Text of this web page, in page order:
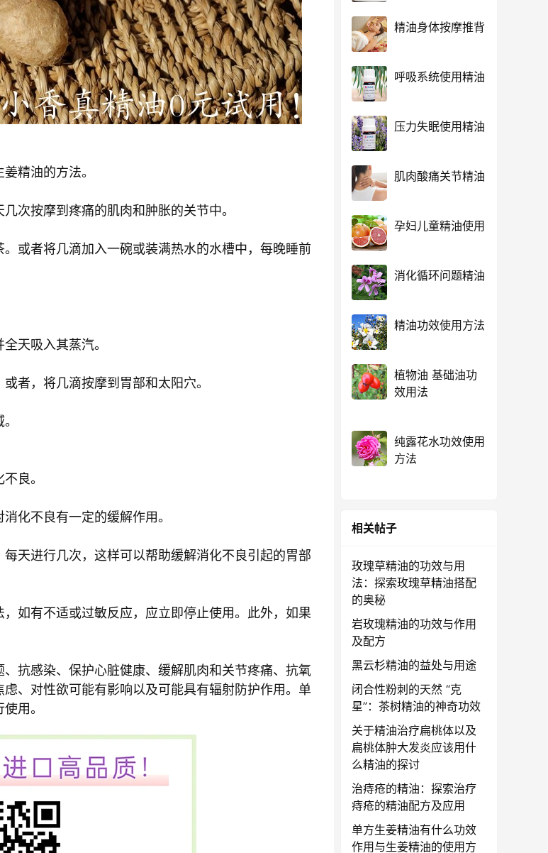
精油的方法。
次按摩到疼痛的肌肉和肿胀的关节中。
或者将几滴加入一碗或装满热水的水槽中，每晚睡前
天吸入其蒸汽。
者，将几滴按摩到胃部和太阳穴。
良。
化不良有一定的缓解作用。
天进行几次，这样可以帮助缓解消化不良引起的胃部
如有不适或过敏反应，应立即停止使用。此外，如果
抗感染、保护心脏健康、缓解肌肉和关节疼痛、抗氧
、对性欲可能有影响以及可能具有辐射防护作用。单
用。
精油身体按摩推背
呼吸系统使用精油
压力失眠使用精油
肌肉酸痛关节精油
孕妇儿童精油使用
消化循环问题精油
精油功效使用方法
植物油 基础油功
效用法
纯露花水功效使用
方法
相关帖子
玫瑰草精油的功效与用
法：探索玫瑰草精油搭配
的奥秘
岩玫瑰精油的功效与作用
及配方
黑云杉精油的益处与用途
闭合性粉刺的天然 “克
星”：茶树精油的神奇功效
关于精油治疗扁桃体以及
扁桃体肿大发炎应该用什
么精油的探讨
治痔疮的精油：探索治疗
痔疮的精油配方及应用
单方生姜精油有什么功效
作用与生姜精油的使用方